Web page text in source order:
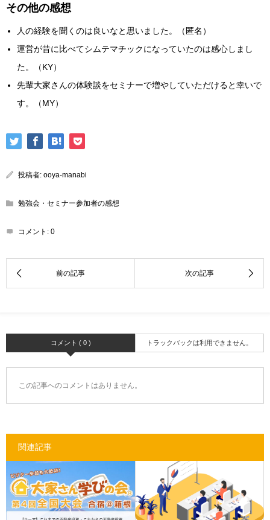
その他の感想
人の経験を聞くのは良いなと思いました。（匿名）
運営が昔に比べてシムテマチックになっていたのは感心しまし
た。（KY）
先輩大家さんの体験談をセミナーで増やしていただけると幸いで
す。（MY）
投稿者: ooya-manabi
勉強会・セミナー参加者の感想
コメント: 0
コメント ( 0 ) トラックバックは利用できません。
この記事へのコメントはありません。
関連記事